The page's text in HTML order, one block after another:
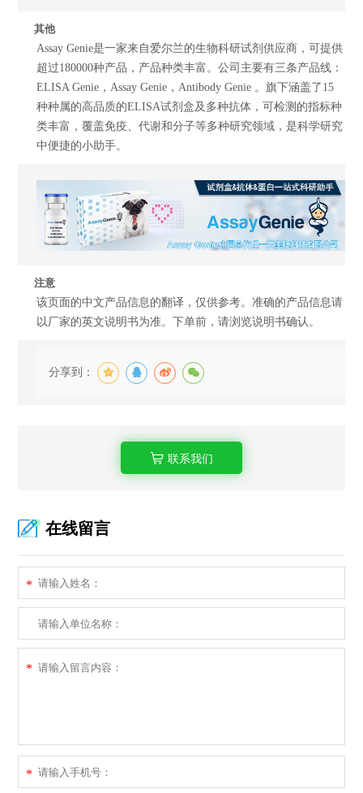
其他
Assay Genie是一家来自爱尔兰的生物科研试剂供应商，可提供
超过180000种产品，产品种类丰富。公司主要有三条产品线：
ELISA Genie，Assay Genie，Antibody Genie 。旗下涵盖了15
种种属的高品质的ELISA试剂盒及多种抗体，可检测的指标种
类丰富，覆盖免疫、代谢和分子等多种研究领域，是科学研究
中便捷的小助手。
注意
该页面的中文产品信息的翻译，仅供参考。准确的产品信息请
以厂家的英文说明书为准。下单前，请浏览说明书确认。
分享到：
联系我们
在线留言
*
*
*